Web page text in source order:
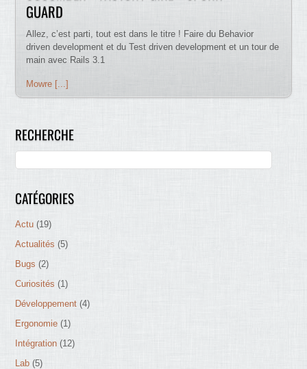
GUARD
Allez, c’est parti, tout est dans le titre ! Faire du Behavior
driven development et du Test driven development et un tour de
main avec Rails 3.1
Mowre [...]
RECHERCHE
CATÉGORIES
Actu (19)
Actualités (5)
Bugs (2)
Curiosités (1)
Développement (4)
Ergonomie (1)
Intégration (12)
Lab (5)